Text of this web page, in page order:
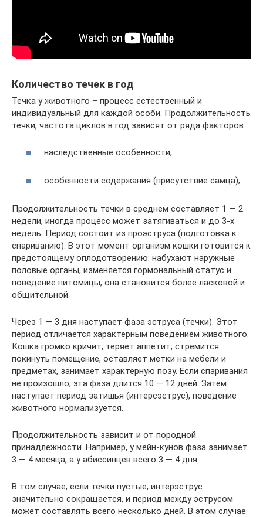
Количество течек в год
Течка у животного – процесс естественный и
индивидуальный для каждой особи. Продолжительность
течки, частота циклов в год зависят от ряда факторов:
наследственные особенности;
особенности содержания (присутствие самца);
Продолжительность течки в среднем составляет 1 — 2
недели, иногда процесс может затягиваться и до 3-х
недель. Период состоит из проэструса (подготовка к
спариванию). В этот момент организм кошки готовится к
предстоящему оплодотворению: набухают наружные
половые органы, изменяется гормональный статус и
поведение питомицы, она становится более ласковой и
общительной.
Через 1 — 3 дня наступает фаза эструса (течки). Этот
период отличается характерным поведением животного.
Кошка громко кричит, теряет аппетит, стремится
покинуть помещение, оставляет метки на мебели и
предметах, занимает характерную позу. Если спаривания
не произошло, эта фаза длится 10 — 12 дней. Затем
наступает период затишья (интерсэструс), поведение
животного нормализуется.
Продолжительность зависит и от породной
принадлежности. Например, у мейн-кунов фаза занимает
3 — 4 месяца, а у абиссинцев всего 3 — 4 дня.
В том случае, если течки пустые, интерэструс
значительно сокращается, и период между эструсом
может составлять всего несколько дней. В этом случае